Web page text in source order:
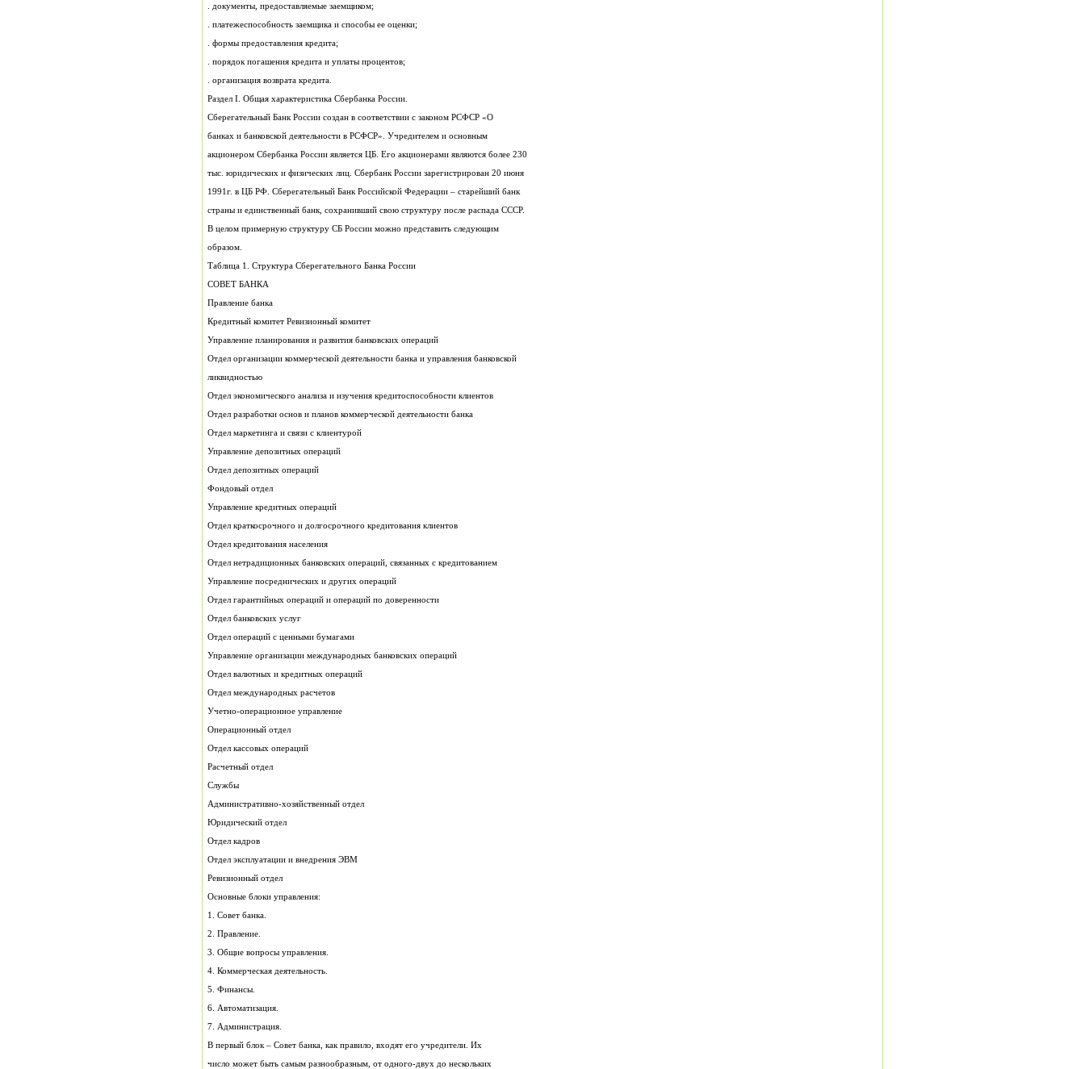
. документы, предоставляемые заемщиком;
. платежеспособность заемщика и способы ее оценки;
. формы предоставления кредита;
. порядок погашения кредита и уплаты процентов;
. организация возврата кредита.
Раздел I. Общая характеристика Сбербанка России.
Сберегательный Банк России создан в соответствии с законом РСФСР «О
банках и банковской деятельности в РСФСР». Учредителем и основным
акционером Сбербанка России является ЦБ. Его акционерами являются более 230
тыс. юридических и физических лиц. Сбербанк России зарегистрирован 20 июня
1991г. в ЦБ РФ. Сберегательный Банк Российской Федерации – старейший банк
страны и единственный банк, сохранивший свою структуру после распада СССР.
В целом примерную структуру СБ России можно представить следующим
образом.
Таблица 1. Структура Сберегательного Банка России
СОВЕТ БАНКА
Правление банка
Кредитный комитет Ревизионный комитет
Управление планирования и развития банковских операций
Отдел организации коммерческой деятельности банка и управления банковской
ликвидностью
Отдел экономического анализа и изучения кредитоспособности клиентов
Отдел разработки основ и планов коммерческой деятельности банка
Отдел маркетинга и связи с клиентурой
Управление депозитных операций
Отдел депозитных операций
Фондовый отдел
Управление кредитных операций
Отдел краткосрочного и долгосрочного кредитования клиентов
Отдел кредитования населения
Отдел нетрадиционных банковских операций, связанных с кредитованием
Управление посреднических и других операций
Отдел гарантийных операций и операций по доверенности
Отдел банковских услуг
Отдел операций с ценными бумагами
Управление организации международных банковских операций
Отдел валютных и кредитных операций
Отдел международных расчетов
Учетно-операционное управление
Операционный отдел
Отдел кассовых операций
Расчетный отдел
Службы
Административно-хозяйственный отдел
Юридический отдел
Отдел кадров
Отдел эксплуатации и внедрения ЭВМ
Ревизионный отдел
Основные блоки управления:
1. Совет банка.
2. Правление.
3. Общие вопросы управления.
4. Коммерческая деятельность.
5. Финансы.
6. Автоматизация.
7. Администрация.
В первый блок – Совет банка, как правило, входят его учредители. Их
число может быть самым разнообразным, от одного-двух до нескольких